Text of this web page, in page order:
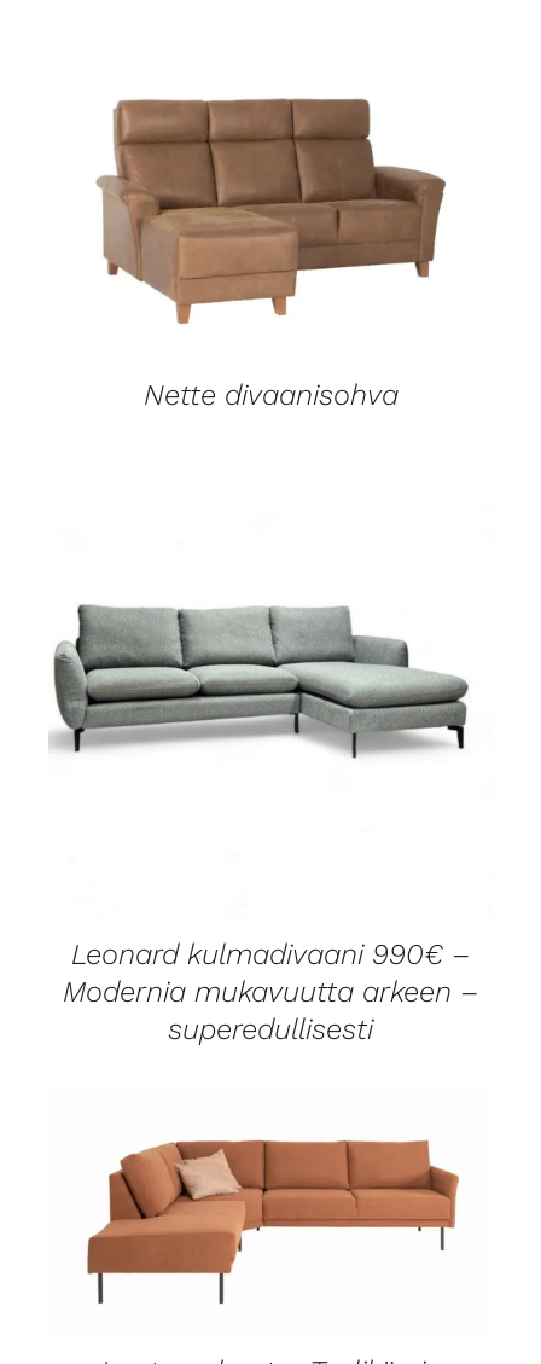
LISÄTIEDOT
Nette divaanisohva
LISÄTIEDOT
Leonard kulmadivaani 990€ –
Modernia mukavuutta arkeen –
superedullisesti